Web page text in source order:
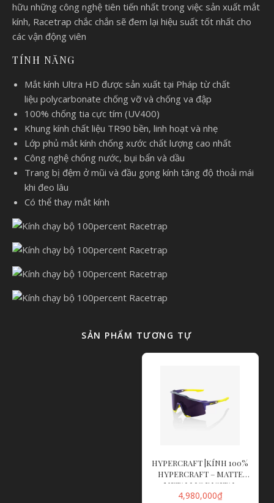
hữu những công nghệ tiên tiến nhất trong việc sản xuất mắt
kính, Racetrap chắc chắn sẽ đem lại hiệu suất tốt nhất cho
các vận động viên
TÍNH NĂNG
Mắt kính Ultra HD được sản xuất tại Pháp từ chất
liệu polycarbonate chống vỡ và chống va đập
100% chống tia cực tím (UV400)
Khung kính chất liệu TR90 bền, linh hoạt và nhẹ
Lớp phủ mắt kính chống xước chất lượng cao nhất
Công nghệ chống nước, bụi bẩn và dầu
Trang bị đệm ở mũi và đầu gọng kính tăng độ thoải mái
khi đeo lâu
Có thể thay mắt kính
SẢN PHẨM TƯƠNG TỰ
HYPERCRAFT |KÍNH 100%
HYPERCRAFT – MATTE
METALLIC DIGITAL
BRIGHTS DARK PURPLE
4,980,000₫